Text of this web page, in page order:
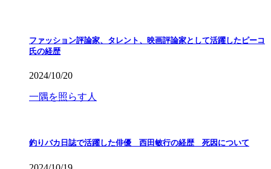
ファッション評論家、タレント、映画評論家として活躍したピーコ
氏の経歴
2024/10/20
一隅を照らす人
釣りバカ日誌で活躍した俳優 西田敏行の経歴 死因について